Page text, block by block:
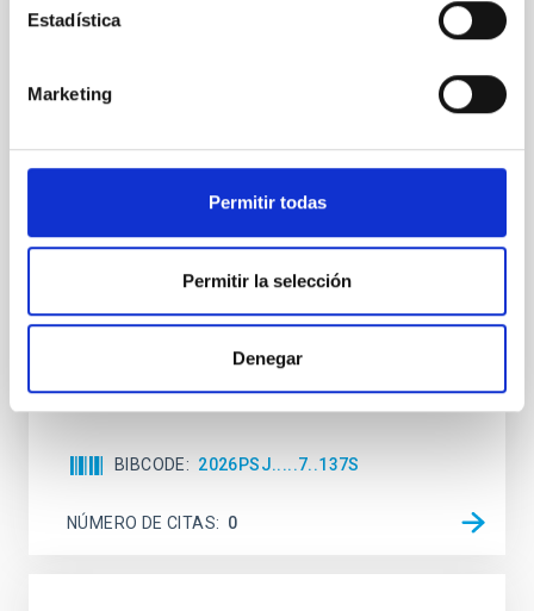
Estadística
Marketing
Permitir todas
Permitir la selección
Denegar
CON ÁRBITRO
Active Centaur 450P/LONEOS: Nucleus
and Coma Characterizations
Between 2019 and 2024, we used the Gemini-N and
of the active Centaur 450P/LONEOS, whose orbit
in 1992. Gemini-N Gemini Multi-Object Spectrograph
optical images likely captured the first views of
Schambeau, Charles A. et al.
Fecha de publicación: 6 2026
BIBCODE 2026PSJ.....7..137S
NÚMERO DE CITAS 0